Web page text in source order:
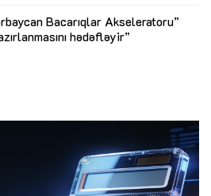
Bacarıqlar Akseleratoru”
hədəfləyir”